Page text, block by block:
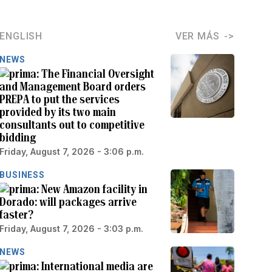
ENGLISH VER MÁS
NEWS
The Financial Oversight
and Management Board orders
PREPA to put the services
provided by its two main
consultants out to competitive
bidding
Friday, August 7, 2026 - 3:06 p.m.
BUSINESS
New Amazon facility in
Dorado: will packages arrive
faster?
Friday, August 7, 2026 - 3:03 p.m.
NEWS
International media are